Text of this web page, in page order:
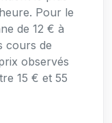
Pour le
de 12 € à
cours de
observés
15 € et 55